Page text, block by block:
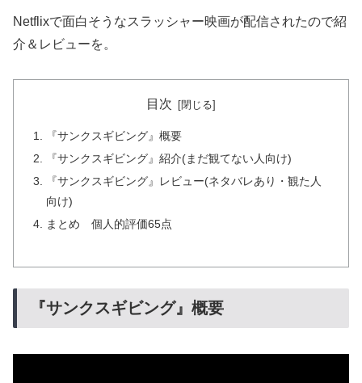
Netflixで面白そうなスラッシャー映画が配信されたので紹
介＆レビューを。
目次
『サンクスギビング』概要
『サンクスギビング』紹介(まだ観てない人向け)
『サンクスギビング』レビュー(ネタバレあり・観た人
向け)
まとめ 個人的評価65点
『サンクスギビング』概要